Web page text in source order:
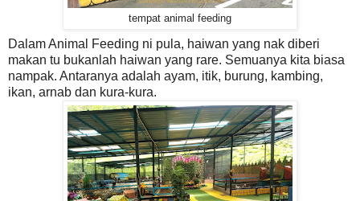
tempat animal feeding
Dalam Animal Feeding ni pula, haiwan yang nak diberi
makan tu bukanlah haiwan yang rare. Semuanya kita biasa
nampak. Antaranya adalah ayam, itik, burung, kambing,
ikan, arnab dan kura-kura.